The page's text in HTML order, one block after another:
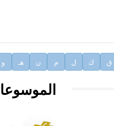
ق ك ل م ن هـ و